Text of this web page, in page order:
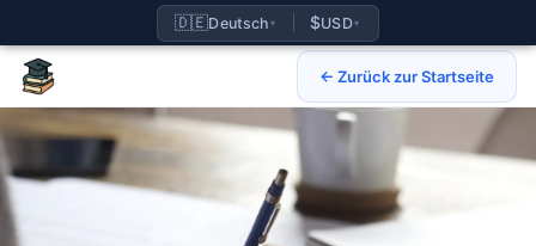
← Zurück zur Startseite
🇩🇪Deutsch ▾ $USD▾